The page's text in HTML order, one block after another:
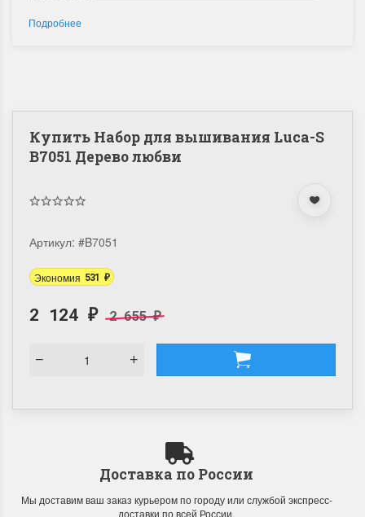
Подробнее
Купить Набор для вышивания Luca-S
B7051 Дерево любви
Артикул: #B7051
Экономия 531 ₽
2 124 ₽ 2 655₽
Доставка по России
Мы доставим ваш заказ курьером по городу или службой экспресс-
доставки по всей России.